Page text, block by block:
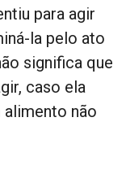
para agir
la pelo ato
significa que
caso ela
não